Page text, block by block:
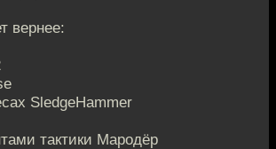
вернее:
SledgeHammer
тактики Мародёр